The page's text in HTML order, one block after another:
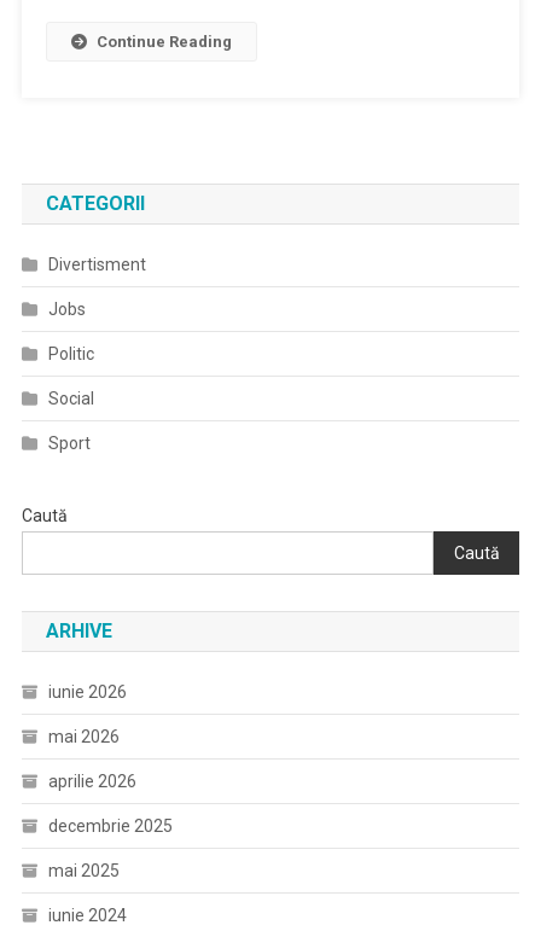
Reținerea
24
Ore,
Data
03
A
De
Nouă
Poliție
Continue Reading
CATEGORII
Divertisment
Jobs
Politic
Social
Sport
Caută
Caută
ARHIVE
iunie 2026
mai 2026
aprilie 2026
decembrie 2025
mai 2025
iunie 2024